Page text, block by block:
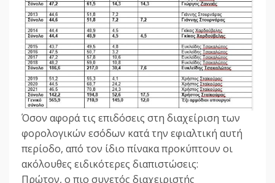
Όσον αφορά τις επιδόσεις στη διαχείριση των
φορολογικών εσόδων κατά την εφιαλτική αυτή
περίοδο, από τον ίδιο πίνακα προκύπτουν οι
ακόλουθες ειδικότερες διαπιστώσεις:
Πρώτον, ο πιο συνετός διαχειριστής